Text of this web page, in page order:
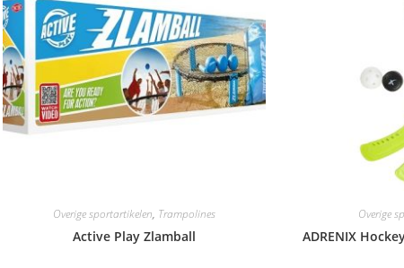
Overige sportartikelen, Trampolines
Active Play Zlamball
Overige
ADRENIX